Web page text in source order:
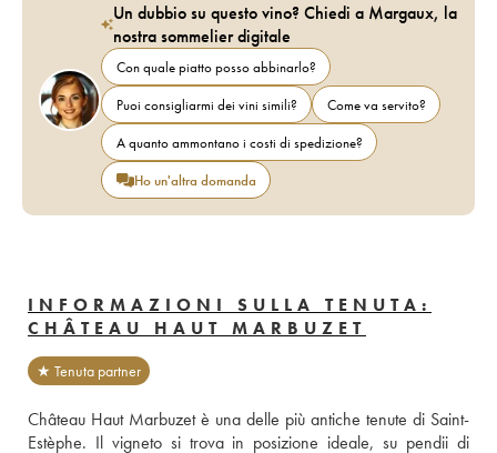
Un dubbio su questo vino? Chiedi a Margaux, la
nostra sommelier digitale
Con quale piatto posso abbinarlo?
Puoi consigliarmi dei vini simili?
Come va servito?
A quanto ammontano i costi di spedizione?
Ho un'altra domanda
INFORMAZIONI SULLA TENUTA:
CHÂTEAU HAUT MARBUZET
★ Tenuta partner
Château Haut Marbuzet è una delle più antiche tenute di Saint-